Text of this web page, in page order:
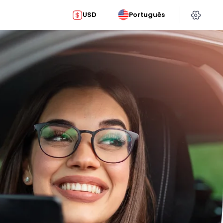
USD Português